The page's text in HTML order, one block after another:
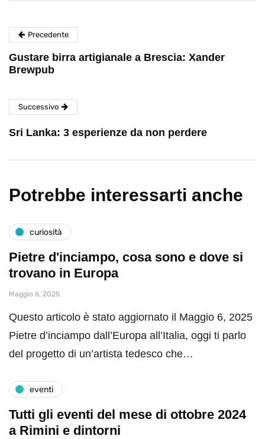
Precedente
Gustare birra artigianale a Brescia: Xander
Brewpub
Successivo
Sri Lanka: 3 esperienze da non perdere
Potrebbe interessarti anche
curiosità
Pietre d'inciampo, cosa sono e dove si
trovano in Europa
Maggio 6, 2025
Questo articolo è stato aggiornato il Maggio 6, 2025
Pietre d’inciampo dall’Europa all’Italia, oggi ti parlo
del progetto di un’artista tedesco che…
eventi
Tutti gli eventi del mese di ottobre 2024
a Rimini e dintorni